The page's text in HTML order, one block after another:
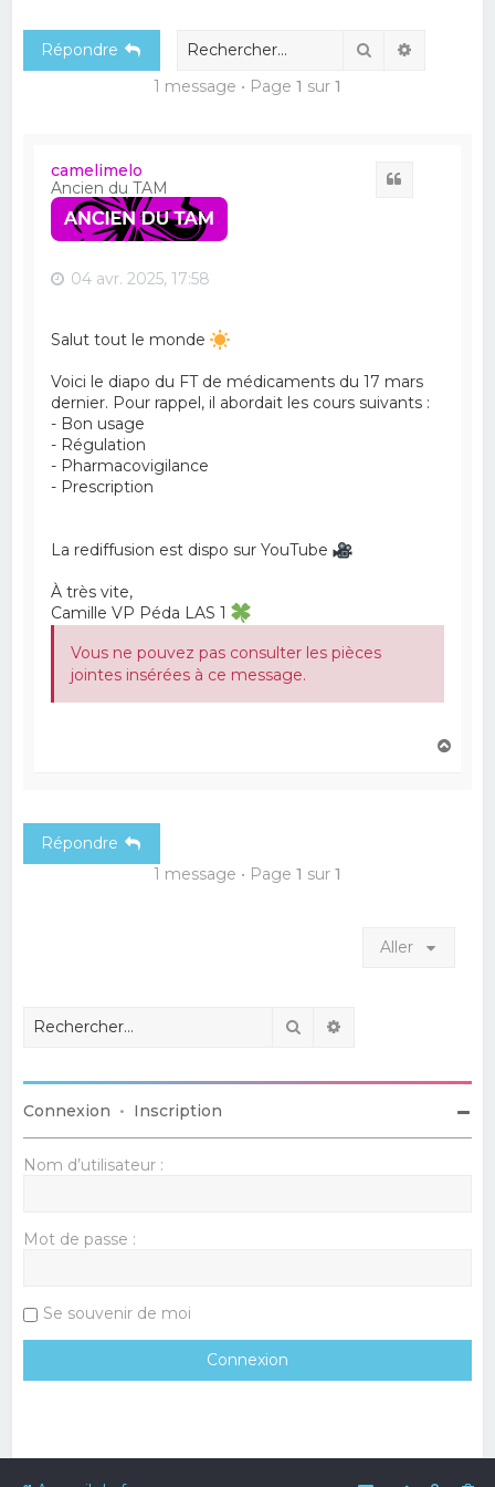
Répondre Rechercher
1 message • Page 1 sur 1
camelimelo
Ancien du TAM
04 avr. 2025, 17:58
Salut tout le monde
Voici le diapo du FT de médicaments du 17 mars
dernier. Pour rappel, il abordait les cours suivants :
- Bon usage
- Régulation
- Pharmacovigilance
- Prescription
La rediffusion est dispo sur YouTube
À très vite,
Camille VP Péda LAS 1
Vous ne pouvez pas consulter les pièces
jointes insérées à ce message.
Répondre
1 message • Page 1 sur 1
Aller
Rechercher
Connexion • Inscription
Nom d’utilisateur :
Mot de passe :
Se souvenir de moi